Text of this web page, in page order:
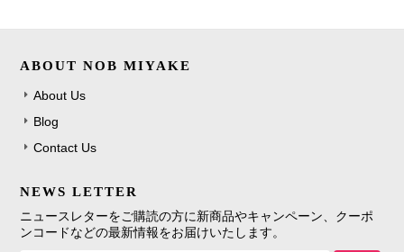
ABOUT NOB MIYAKE
About Us
Blog
Contact Us
NEWS LETTER
ニュースレターをご購読の方に新商品やキャンペーン、クーポ
ンコードなどの最新情報をお届けいたします。